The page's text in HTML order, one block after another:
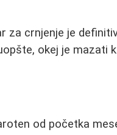
za crnjenje je
okej je mazati
od početka